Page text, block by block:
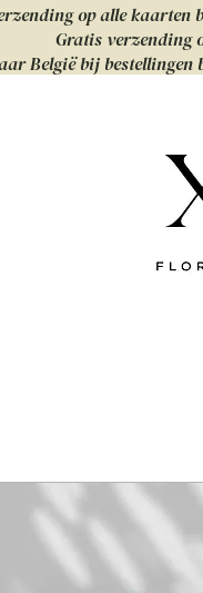
op alle kaarten
Gratis verzending
België bij